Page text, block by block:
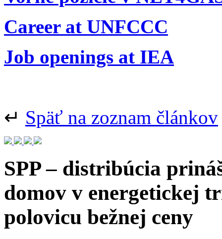
Career at UNFCCC
Job openings at IEA
↵ Späť na zoznam článkov
SPP – distribúcia
domov v energetickej
polovicu bežnej ceny